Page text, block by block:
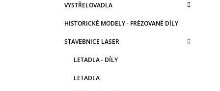
VYSTŘELOVADLA
HISTORICKÉ MODELY - FRÉZOVANÉ DÍLY
STAVEBNICE LASER
LETADLA - DÍLY
LETADLA